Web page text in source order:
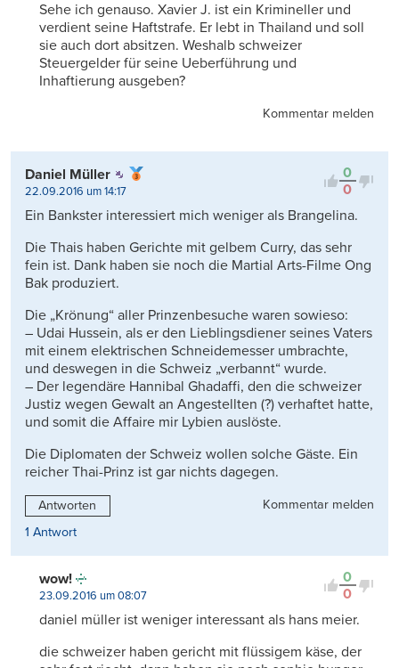
Sehe ich genauso. Xavier J. ist ein Krimineller und
verdient seine Haftstrafe. Er lebt in Thailand und soll
sie auch dort absitzen. Weshalb schweizer
Steuergelder für seine Ueberführung und
Inhaftierung ausgeben?
Kommentar melden
0
0
Daniel Müller
22.09.2016 um 14:17
Ein Bankster interessiert mich weniger als Brangelina.
Die Thais haben Gerichte mit gelbem Curry, das sehr
fein ist. Dank haben sie noch die Martial Arts-Filme Ong
Bak produziert.
Die „Krönung“ aller Prinzenbesuche waren sowieso:
– Udai Hussein, als er den Lieblingsdiener seines Vaters
mit einem elektrischen Schneidemesser umbrachte,
und deswegen in die Schweiz „verbannt“ wurde.
– Der legendäre Hannibal Ghadaffi, den die schweizer
Justiz wegen Gewalt an Angestellten (?) verhaftet hatte,
und somit die Affaire mir Lybien auslöste.
Die Diplomaten der Schweiz wollen solche Gäste. Ein
reicher Thai-Prinz ist gar nichts dagegen.
Antworten
Kommentar melden
1 Antwort
0
0
wow!
23.09.2016 um 08:07
daniel müller ist weniger interessant als hans meier.
die schweizer haben gericht mit flüssigem käse, der